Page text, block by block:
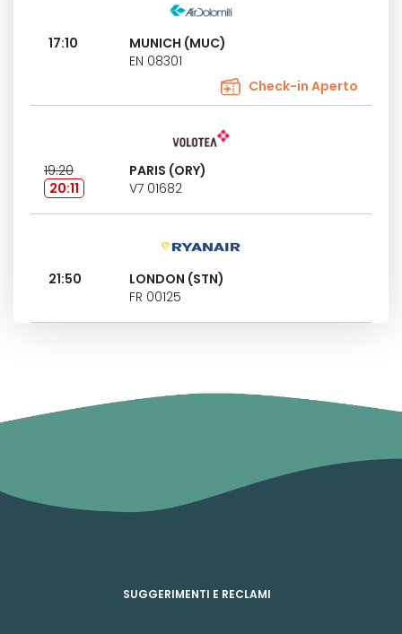
17:10
MUNICH (MUC)
EN 08301
Check-in Aperto
19:20
20:11
PARIS (ORY)
V7 01682
21:50
LONDON (STN)
FR 00125
SUGGERIMENTI E RECLAMI